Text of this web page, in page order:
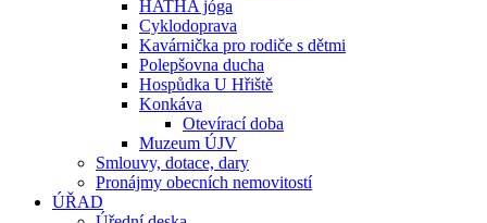
HATHA jóga
Cyklodoprava
Kavárnička pro rodiče s dětmi
Polepšovna ducha
Hospůdka U Hřiště
Konkáva
Otevírací doba
Muzeum ÚJV
Smlouvy, dotace, dary
Pronájmy obecních nemovitostí
ÚŘAD